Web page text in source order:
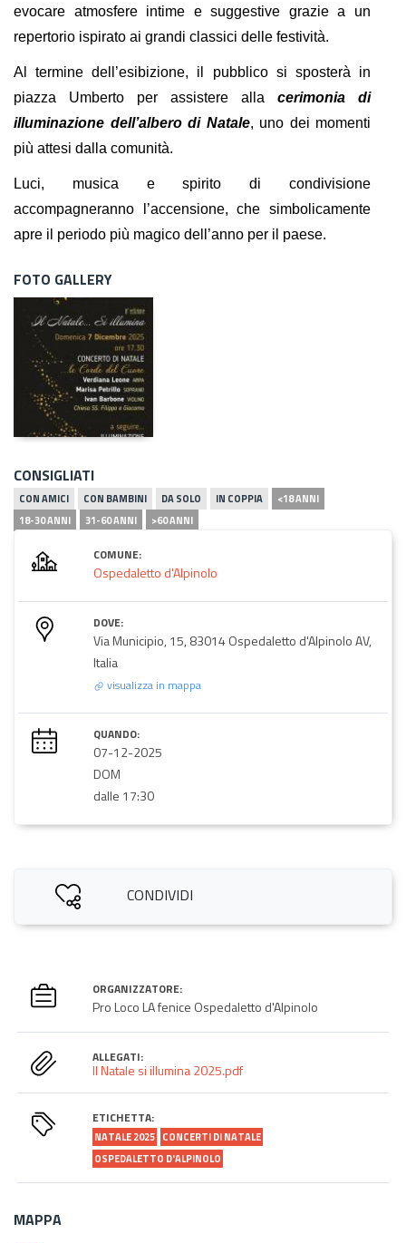
evocare atmosfere intime e suggestive grazie a un
repertorio ispirato ai grandi classici delle festività.
Al termine dell’esibizione, il pubblico si sposterà in
piazza Umberto per assistere alla cerimonia di
illuminazione dell’albero di Natale, uno dei momenti
più attesi dalla comunità.
Luci, musica e spirito di condivisione
accompagneranno l’accensione, che simbolicamente
apre il periodo più magico dell’anno per il paese.
FOTO GALLERY
CONSIGLIATI
CON AMICI CON BAMBINI DA SOLO IN COPPIA
<18 ANNI
18-30 ANNI
31-60 ANNI >60 ANNI
COMUNE:
Ospedaletto d'Alpinolo
DOVE:
Via Municipio, 15, 83014 Ospedaletto d'Alpinolo AV,
Italia
visualizza in mappa
QUANDO:
07-12-2025
DOM
dalle 17:30
CONDIVIDI
ORGANIZZATORE:
Pro Loco LA fenice Ospedaletto d'Alpinolo
ALLEGATI:
Il Natale si illumina 2025.pdf
ETICHETTA:
NATALE 2025 CONCERTI DI NATALE
OSPEDALETTO D'ALPINOLO
MAPPA